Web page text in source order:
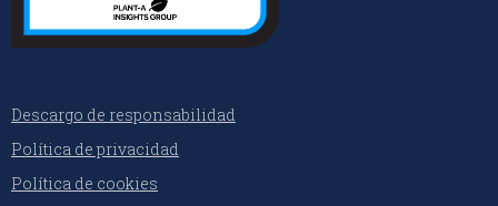
Descargo de responsabilidad
Política de privacidad
Política de cookies